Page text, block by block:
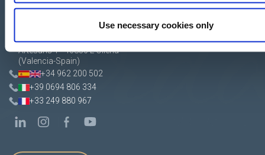
Use necessary cookies only
Apartado de Correos nº 45
Pol. Ind. "El Carrascot"
Artesans 1 - 46850 L'Olleria
(Valencia-Spain)
+34 962 200 502
+39 0694 806 334
+33 249 880 967